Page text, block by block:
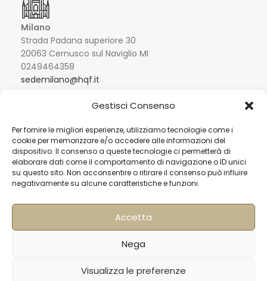
Gestisci Consenso
Per fornire le migliori esperienze, utilizziamo tecnologie come i
cookie per memorizzare e/o accedere alle informazioni del
dispositivo. Il consenso a queste tecnologie ci permetterà di
elaborare dati come il comportamento di navigazione o ID unici
su questo sito. Non acconsentire o ritirare il consenso può influire
negativamente su alcune caratteristiche e funzioni.
Accetta
Nega
Visualizza le preferenze
Milano
Strada Padana superiore 30
20063 Cernusco sul Naviglio MI
0249464358
sedemilano@hqf.it
02077032060info@buongusterai.uk
Hong KongUnits 305-307 3/F; Laford Centre, 838 Lai
Chi Kok Road, Cheung Sha Wan, Hong Kong +852
048581 – Singapore